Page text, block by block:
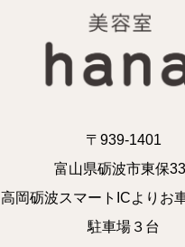
〒939-1401
富山県砺波市東保
高岡砺波スマートICよりお
駐車場３台